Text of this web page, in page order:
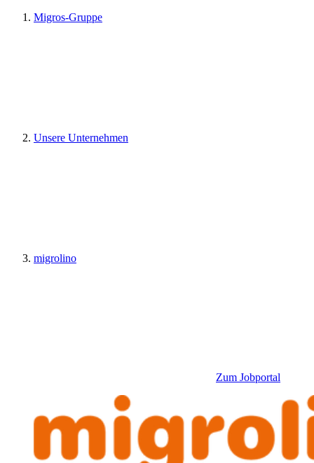
Migros-Gruppe
Unsere Unternehmen
migrolino
Zum Jobportal